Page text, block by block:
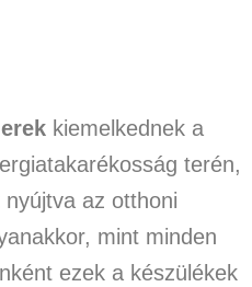
kiemelkednek a
terén,
az otthoni
mint minden
ezek a készülékek